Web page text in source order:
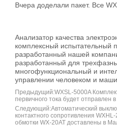
Предыдущий:WXSL-5000A
первичного тока будет отправлен
Следующий:Автоматический
контактного сопротивления
обмотки WX-20AT доставлены в